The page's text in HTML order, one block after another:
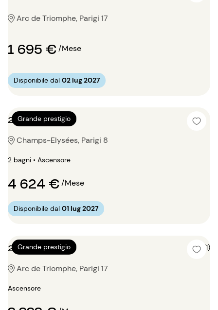
Arc de Triomphe, Parigi 17
1 695 €/Mese
Disponibile dal 02 lug 2027
Grande prestigio
2 locali 100m²
Champs-Elysées, Parigi 8
2 bagni • Ascensore
4 624 €/Mese
Disponibile dal 01 lug 2027
Grande prestigio
2 locali 75m² 5 (1)
Arc de Triomphe, Parigi 17
Ascensore